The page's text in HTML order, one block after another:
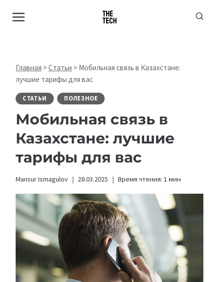
Главная >Статьи > Мобильная связь в Казахстане:
лучшие тарифы для вас
СТАТЬИ ПОЛЕЗНОЕ
Мобильная связь в
Казахстане: лучшие
тарифы для вас
Mansur Ismagulov 28.03.2025 Время чтения: 1 мин